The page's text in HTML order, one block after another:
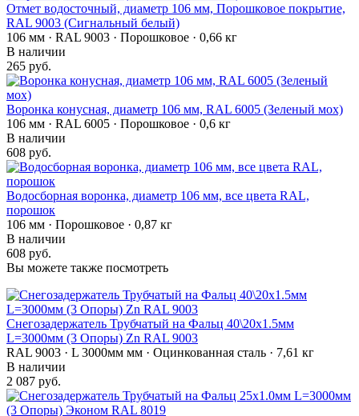
Отмет водосточный, диаметр 106 мм, Порошковое покрытие,
RAL 9003 (Сигнальный белый)
106 мм · RAL 9003 · Порошковое · 0,66 кг
В наличии
265 руб.
Воронка конусная, диаметр 106 мм, RAL 6005 (Зеленый мох)
106 мм · RAL 6005 · Порошковое · 0,6 кг
В наличии
608 руб.
Водосборная воронка, диаметр 106 мм, все цвета RAL,
порошок
106 мм · Порошковое · 0,87 кг
В наличии
608 руб.
Вы можете также посмотреть
Снегозадержатель Трубчатый на Фальц 40\20х1.5мм
L=3000мм (3 Опоры) Zn RAL 9003
RAL 9003 · L 3000мм мм · Оцинкованная сталь · 7,61 кг
В наличии
2 087 руб.